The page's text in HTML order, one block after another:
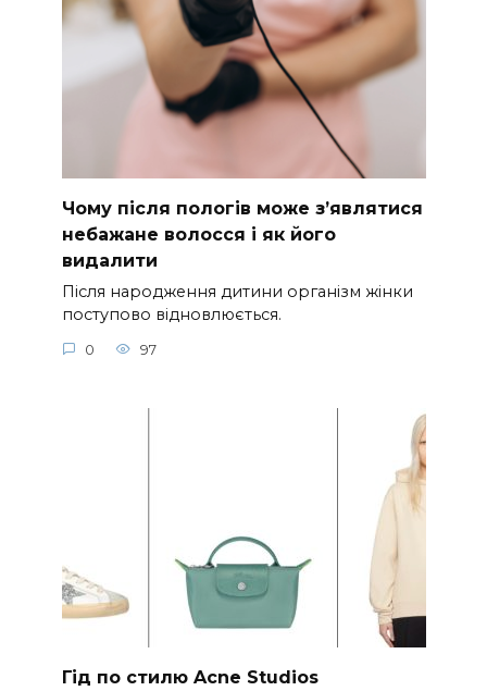
Чому після пологів може з’являтися
небажане волосся і як його
видалити
Після народження дитини організм жінки
поступово відновлюється.
0 97
Гід по стилю Acne Studios